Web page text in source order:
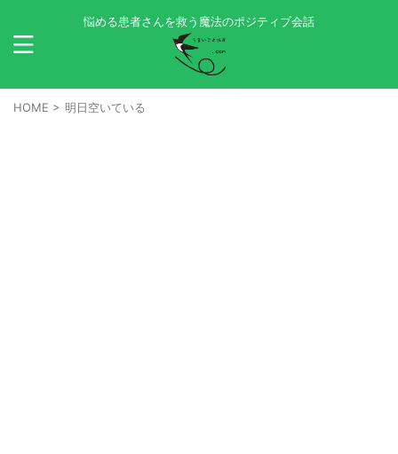
悩める患者さんを救う魔法のポジティブ会話
HOME > 明日空いている